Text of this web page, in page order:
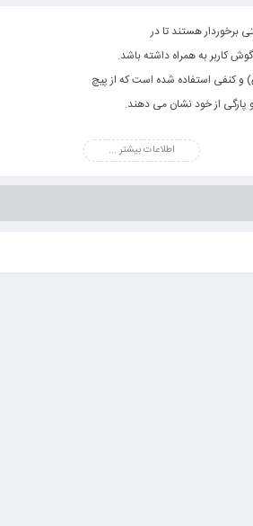
برخوردار هستند تا در
کاربر به همراه داشته باشد.
پارگی از خود نشان می دهند.
اطلاعات بیشتر ...